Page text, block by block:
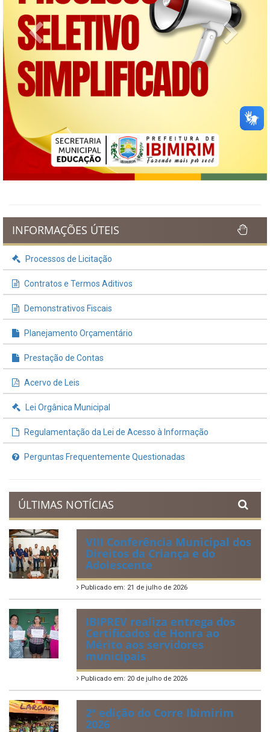
Previous Next
INFORMAÇÕES ÚTEIS
Processos de Licitação
Contratos e Termos Aditivos
Demonstrativos Fiscais
Planejamento Orçamentário
Prestação de Contas
Acervo de Leis
Lei Orgânica Municipal
Regulamentação da Lei de Acesso à Informação
Perguntas Frequentemente Questionadas
ÚLTIMAS NOTÍCIAS
VIII Conferência Municipal dos
Direitos da Criança e do
Adolescente
Publicado em: 21 de julho de 2026
IBIPREV realiza entrega dos
Certificados de Honra ao
Mérito aos servidores
municipais
Publicado em: 20 de julho de 2026
2ª edição do Corre Ibimirim
2026